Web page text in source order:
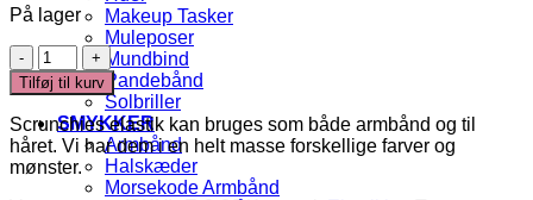
Makeup Tasker
Muleposer
Mundbind
Pandebånd
Solbriller
SMYKKER
Armbånd
Halskæder
Morsekode Armbånd
På lager
Scrunchie
antal
Tilføj til kurv
Scrunchies elastik kan bruges som både armbånd og til
håret. Vi har dem i en helt masse forskellige farver og
mønster.